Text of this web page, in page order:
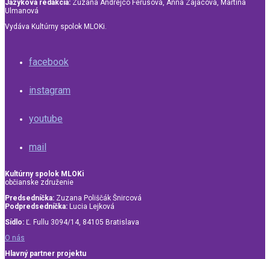
Jazyková redakcia: Zuzana Andrejco Ferusová, Anna Zajacová, Martina
Ulmanová
Vydáva Kultúrny spolok MLOKi.
facebook
instagram
youtube
mail
Kultúrny spolok MLOKi
občianske združenie
Predsedníčka: Zuzana Poliščák Šnircová
Podpredsedníčka: Lucia Lejková
Sídlo: Ľ. Fullu 3094/14, 84105 Bratislava
O nás
Hlavný partner projektu